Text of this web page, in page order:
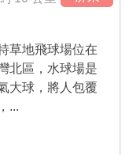
草地飛球場位在
北區，水球場是
大球，將人包覆
...